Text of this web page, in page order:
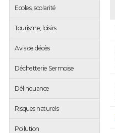
Ecoles, scolarité
Tourisme, loisirs
Avis de décès
Déchetterie Sermoise
Délinquance
Risques naturels
Pollution